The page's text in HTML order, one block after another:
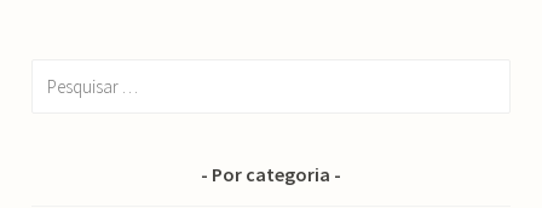
Por categoria